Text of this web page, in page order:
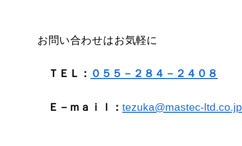
お問い合わせはお気軽に
ＴＥＬ： ０５５－２８４－２４０８
Ｅ－ｍａｉｌ： tezuka@mastec-ltd.co.jp